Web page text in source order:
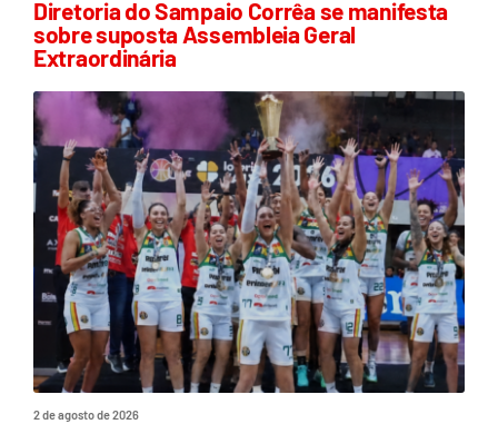
Diretoria do Sampaio Corrêa se manifesta
sobre suposta Assembleia Geral
Extraordinária
2 de agosto de 2026